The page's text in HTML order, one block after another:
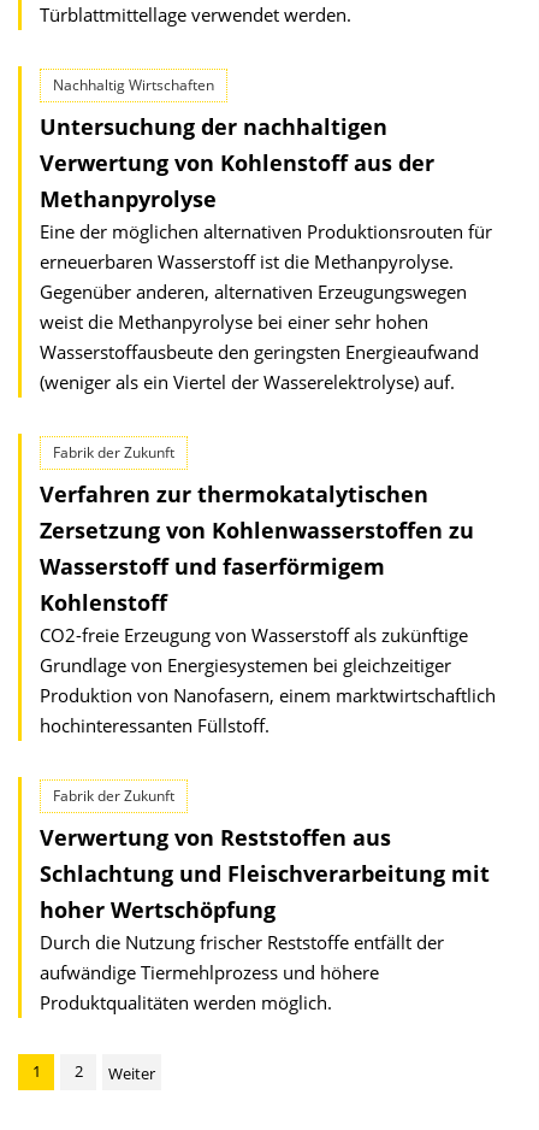
Türblattmittellage verwendet werden.
Nachhaltig Wirtschaften
Untersuchung der nachhaltigen
Verwertung von Kohlenstoff aus der
Methanpyrolyse
Eine der möglichen alternativen Produktionsrouten für
erneuerbaren Wasserstoff ist die Methanpyrolyse.
Gegenüber anderen, alternativen Erzeugungswegen
weist die Methanpyrolyse bei einer sehr hohen
Wasserstoffausbeute den geringsten Energieaufwand
(weniger als ein Viertel der Wasserelektrolyse) auf.
Fabrik der Zukunft
Verfahren zur thermokatalytischen
Zersetzung von Kohlenwasserstoffen zu
Wasserstoff und faserförmigem
Kohlenstoff
CO2-freie Erzeugung von Wasserstoff als zukünftige
Grundlage von Energiesystemen bei gleichzeitiger
Produktion von Nanofasern, einem marktwirtschaftlich
hochinteressanten Füllstoff.
Fabrik der Zukunft
Verwertung von Reststoffen aus
Schlachtung und Fleischverarbeitung mit
hoher Wertschöpfung
Durch die Nutzung frischer Reststoffe entfällt der
aufwändige Tiermehlprozess und höhere
Produktqualitäten werden möglich.
1 2 Weiter